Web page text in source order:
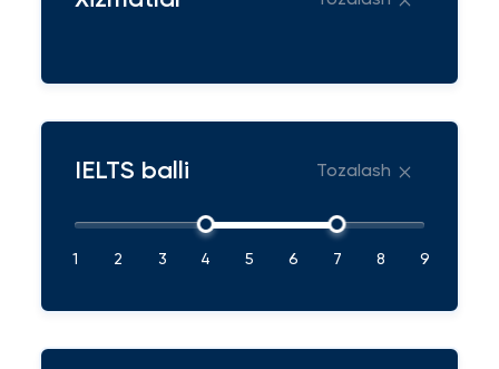
IELTS balli Tozalash
1 2 3 4 5 6 7 8 9